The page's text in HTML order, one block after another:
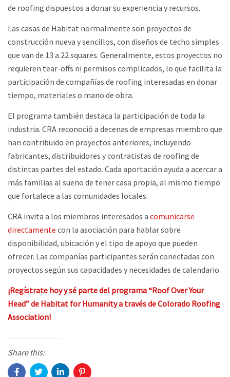
de roofing dispuestos a donar su experiencia y recursos.
Las casas de Habitat normalmente son proyectos de
construcción nueva y sencillos, con diseños de techo simples
que van de 13 a 22 squares. Generalmente, estos proyectos no
requieren tear-offs ni permisos complicados, lo que facilita la
participación de compañías de roofing interesadas en donar
tiempo, materiales o mano de obra.
El programa también destaca la participación de toda la
industria. CRA reconoció a decenas de empresas miembro que
han contribuido en proyectos anteriores, incluyendo
fabricantes, distribuidores y contratistas de roofing de
distintas partes del estado. Cada aportación ayuda a acercar a
más familias al sueño de tener casa propia, al mismo tiempo
que fortalece a las comunidades locales.
CRA invita a los miembros interesados a comunicarse
directamente con la asociación para hablar sobre
disponibilidad, ubicación y el tipo de apoyo que pueden
ofrecer. Las compañías participantes serán conectadas con
proyectos según sus capacidades y necesidades de calendario.
¡Regístrate hoy y sé parte del programa “Roof Over Your
Head” de Habitat for Humanity a través de Colorado Roofing
Association!
Share this: